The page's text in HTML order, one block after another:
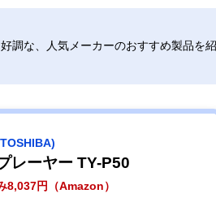
64×高さ
CDラジオ
幅326×奥行53×
調な、人気メーカーのおすすめ製品を
レーヤー TY-P50
8,037円（Amazon）